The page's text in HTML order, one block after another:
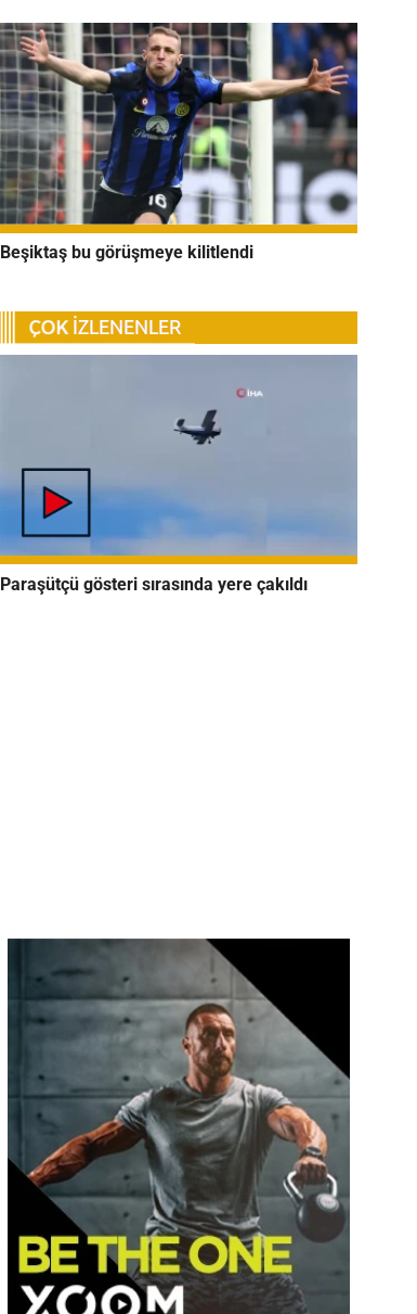
Beşiktaş bu görüşmeye kilitlendi
Paraşütçü gösteri sırasında yere çakıldı